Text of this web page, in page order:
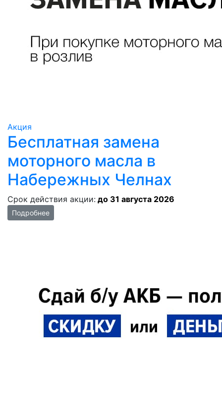
Акция
Бесплатная замена
моторного масла в
Набережных Челнах
Срок действия акции: до 31 августа 2026
Подробнее